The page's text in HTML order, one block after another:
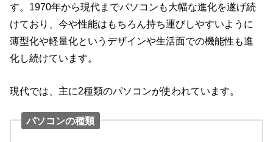
す。1970年から現代までパソコンも大幅な進化を遂げ続
けており、今や性能はもちろん持ち運びしやすいように
薄型化や軽量化というデザインや生活面での機能性も進
化し続けています。
現代では、主に2種類のパソコンが使われています。
パソコンの種類